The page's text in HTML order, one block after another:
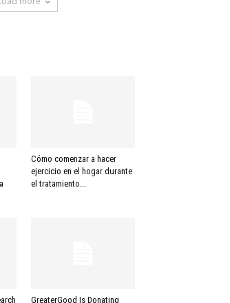
Cómo comenzar a hacer
ejercicio en el hogar durante
el tratamiento...
GreaterGood Is Donating